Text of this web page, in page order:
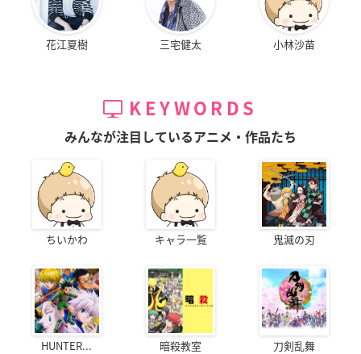
花江夏樹 三宅健太 小林沙苗
KEYWORDS
みんなが注目しているアニメ・作品たち
ちいかわ キャラ一覧 鬼滅の刃
HUNTER... 暗殺教室 刀剣乱舞